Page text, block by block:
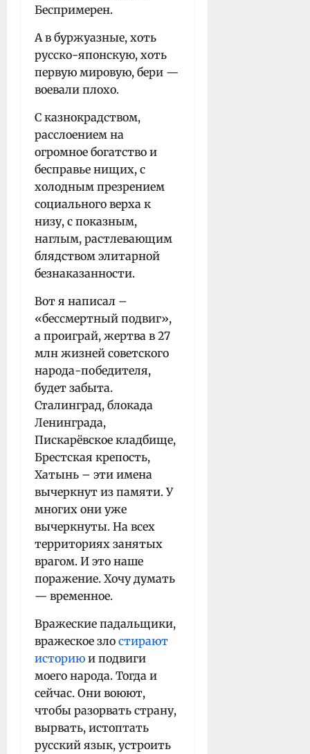
Беспримерен.
А в буржуазные, хоть
русско-японскую, хоть
первую мировую, бери —
воевали плохо.
С казнокрадством,
расслоением на
огромное богатство и
бесправье нищих, с
холодным презрением
социального верха к
низу, с показным,
наглым, растлевающим
блядством элитарной
безнаказанности.
Вот я написал –
«бессмертный подвиг»,
а проиграй, жертва в 27
млн жизней советского
народа-победителя,
будет забыта.
Сталинград, блокада
Ленинграда,
Пискарёвское кладбище,
Брестская крепость,
Хатынь – эти имена
вычеркнут из памяти. У
многих они уже
вычеркнуты. На всех
территориях занятых
врагом. И это наше
поражение. Хочу думать
— временное.
Вражеские падальщики,
вражеское зло стирают
историю и подвиги
моего народа. Тогда и
сейчас. Они воюют,
чтобы разорвать страну,
вырвать, истоптать
русский язык, устроить